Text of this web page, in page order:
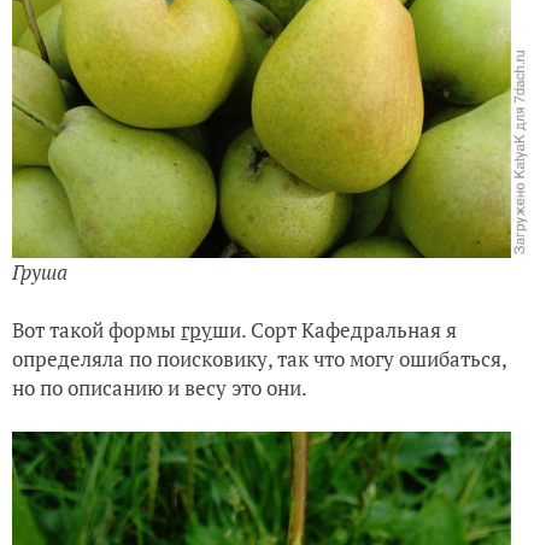
Груша
Вот такой формы груши. Сорт Кафедральная я
определяла по поисковику, так что могу ошибаться,
но по описанию и весу это они.